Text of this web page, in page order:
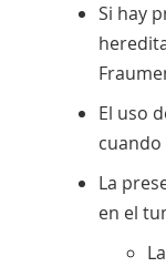
Si hay
El uso
La
en el